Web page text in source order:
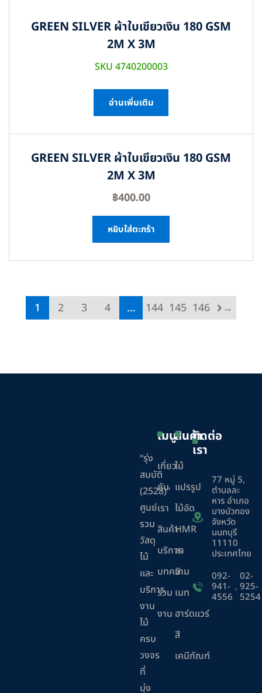
GREEN SILVER ผ้าใบเขียวเงิน 180 GSM
2M X 3M
SKU 4740200003
อ่านเพิ่มเติม
GREEN SILVER ผ้าใบเขียวเงิน 180 GSM
2M X 3M
฿400.00
หยิบใส่ตะกร้า
1 2 3 4 … 144 145 146 →
“รุ่ง
สมบัติ
(2528)”
ศูนย์
รวม
วัสดุ
ไม้
และ
บริการ
งาน
ไม้
ครบ
วงจร
ที่
มุ่ง
เมนู
เกี่ยว
กับ
เรา
สินค้า
บริการ
บทความ
ร่วม
งาน
สินค้า
ไม้
แปรรูป
ไม้อัด
HMR
ลา
มิ
เนท
ฮาร์ดแวร์
สี
เคมีภัณฑ์
ติดต่อ
เรา
77 หมู่ 5,
ตำบลละ
หาร อำเภอ
บางบัวทอง
จังหวัด
นนทบุรี
11110
ประเทศไทย
092-
941-
4556
,
02-
925-
5254